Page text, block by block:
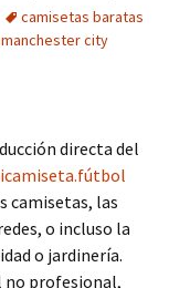
camisetas baratas
city
directa del
camisetas, las
o incluso la
o jardinería.
no profesional,